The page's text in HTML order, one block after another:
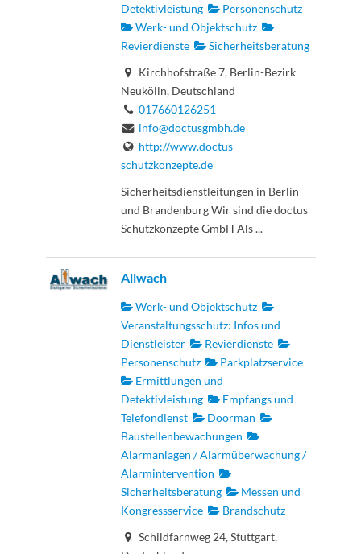
Detektivleistung
Personenschutz
Werk- und Objektschutz
Revierdienste
Sicherheitsberatung
Kirchhofstraße 7, Berlin-Bezirk
Neukölln, Deutschland
017660126251
info@doctusgmbh.de
http://www.doctus-
schutzkonzepte.de
Sicherheitsdienstleitungen in Berlin
und Brandenburg Wir sind die doctus
Schutzkonzepte GmbH Als ...
Allwach
Werk- und Objektschutz
Veranstaltungsschutz: Infos und
Dienstleister
Revierdienste
Personenschutz
Parkplatzservice
Ermittlungen und
Detektivleistung
Empfangs und
Telefondienst
Doorman
Baustellenbewachungen
Alarmanlagen / Alarmüberwachung /
Alarmintervention
Sicherheitsberatung
Messen und
Kongressservice
Brandschutz
Schildfarnweg 24, Stuttgart,